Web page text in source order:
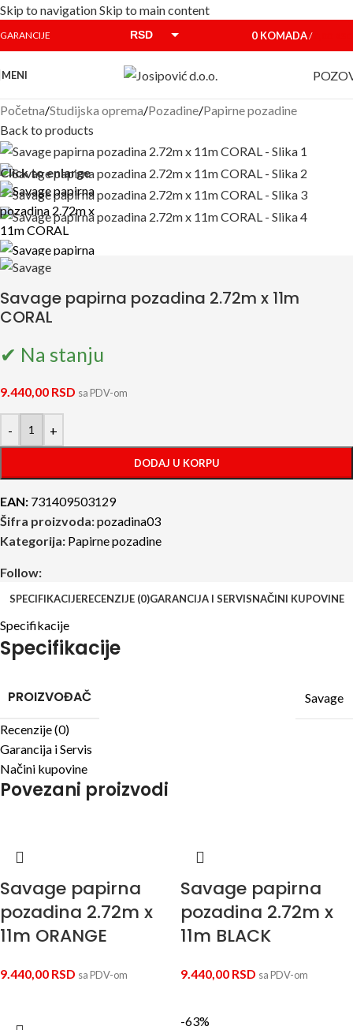
Skip to navigationSkip to main content
GARANCIJE RSD
EUR
0 KOMADA/
MENI
Početna/Studijska oprema/Pozadine/Papirne pozadine
Back to products
Click to enlarge
Savage papirna pozadina 2.72m x 11m
CORAL
✔ Na stanju
9.440,00 RSD sa PDV-om
- +
DODAJ U KORPU
EAN: 731409503129
Šifra proizvoda:pozadina03
Kategorija: Papirne pozadine
Follow:
SPECIFIKACIJERECENZIJE (0)GARANCIJA I SERVISNAČINI KUPOVINE
Specifikacije
Specifikacije
PROIZVOĐAČ Savage
Recenzije (0)
Garancija i Servis
Načini kupovine
Povezani proizvodi
Savage papirna
pozadina 2.72m x
11m ORANGE
9.440,00 RSD sa PDV-om
Savage papirna
pozadina 2.72m x
11m BLACK
9.440,00 RSD sa PDV-om
-63%